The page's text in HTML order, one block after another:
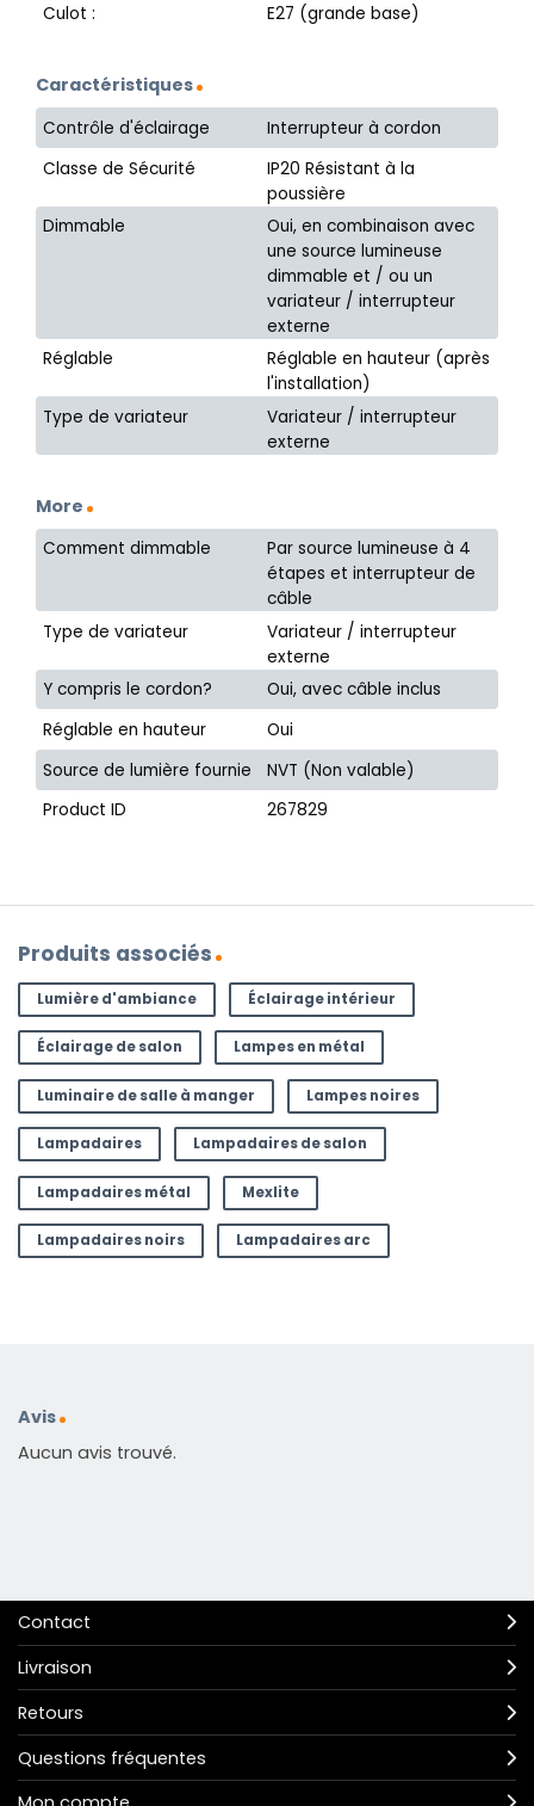
Culot :
E27 (grande base)
Caractéristiques
Contrôle d'éclairage
Interrupteur à cordon
Classe de Sécurité
IP20 Résistant à la
poussière
Dimmable
Oui, en combinaison avec
une source lumineuse
dimmable et / ou un
variateur / interrupteur
externe
Réglable
Réglable en hauteur (après
l'installation)
Type de variateur
Variateur / interrupteur
externe
More
Comment dimmable
Par source lumineuse à 4
étapes et interrupteur de
câble
Type de variateur
Variateur / interrupteur
externe
Y compris le cordon?
Oui, avec câble inclus
Réglable en hauteur
Oui
Source de lumière fournie
NVT (Non valable)
Product ID
267829
Produits associés
Lumière d'ambiance Éclairage intérieur
Éclairage de salon Lampes en métal
Luminaire de salle à manger Lampes noires
Lampadaires Lampadaires de salon
Lampadaires métal Mexlite
Lampadaires noirs Lampadaires arc
Avis
Aucun avis trouvé.
Contact
Livraison
Retours
Questions fréquentes